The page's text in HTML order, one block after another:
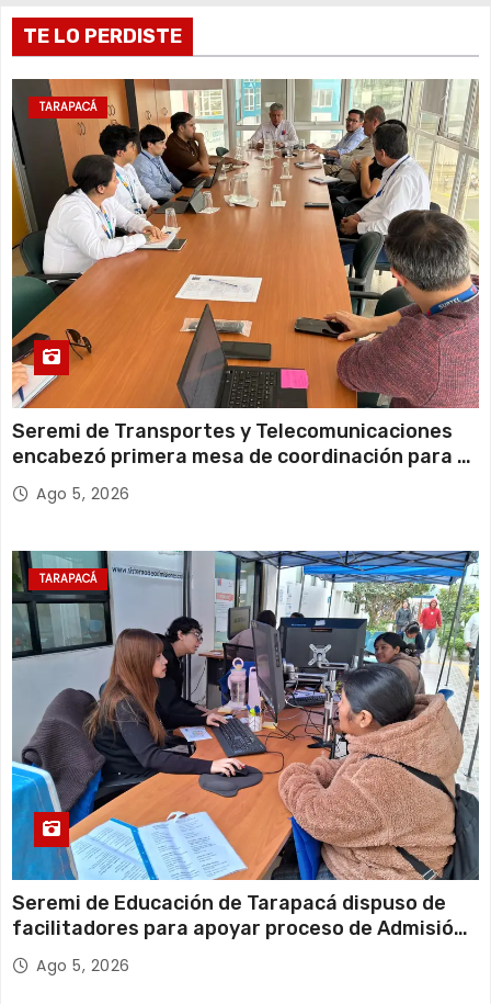
d
a
TE LO PERDISTE
TARAPACÁ
Seremi de Transportes y Telecomunicaciones
encabezó primera mesa de coordinación para el
retiro de cables en desuso en Iquique
Ago 5, 2026
TARAPACÁ
Seremi de Educación de Tarapacá dispuso de
facilitadores para apoyar proceso de Admisión
Escolar 2027
Ago 5, 2026